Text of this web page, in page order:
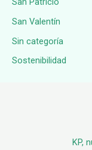
San Valentín
Sin categoría
Sostenibilidad
KP,